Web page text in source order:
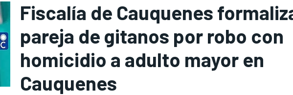
Fiscalía de Cauquenes
pareja de gitanos por robo con
homicidio a adulto mayor en
Cauquenes